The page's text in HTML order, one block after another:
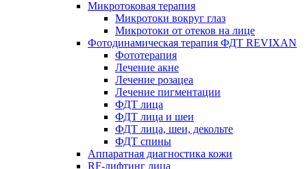
Микротоковая терапия
Микротоки вокруг глаз
Микротоки от отеков на лице
Фотодинамическая терапия ФДТ REVIXAN
Фототерапия
Лечение акне
Лечение розацеа
Лечение пигментации
ФДТ лица
ФДТ лица и шеи
ФДТ лица, шеи, декольте
ФДТ спины
Аппаратная диагностика кожи
RF-лифтинг лица